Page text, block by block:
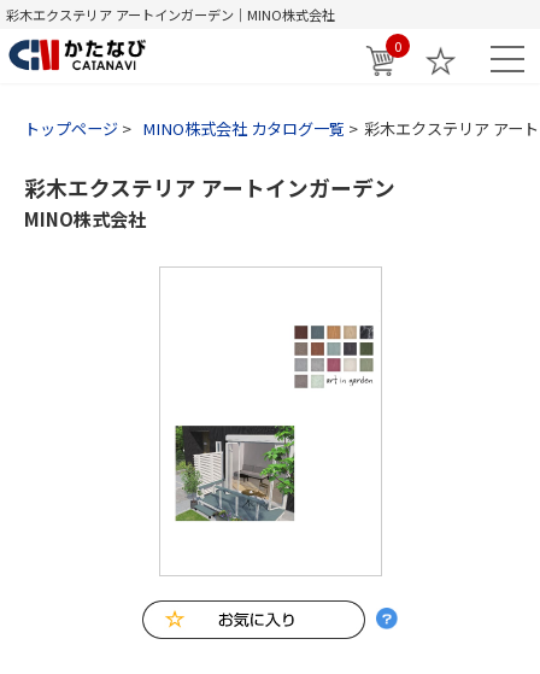
彩木エクステリア アートインガーデン｜MINO株式会社
0
トップページ MINO株式会社 カタログ一覧 彩木エクステリア アー
彩木エクステリア アートインガーデン
MINO株式会社